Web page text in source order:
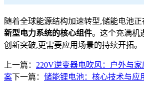
随着全球能源结构加速转型,储能电池正
新型电力系统的核心组件。这个充满机
创新突破,更需要应用场景的持续开拓。
上一篇： 220V逆变器电吹风：户外与
案下一篇： 储能锂电池：核心技术与应